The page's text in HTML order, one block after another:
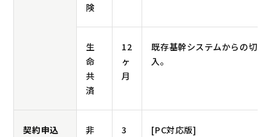
険
生
命
共
済
12
ヶ
月
既存基幹システムからの切り
入。
契約申込
非
3
[PC対応版]